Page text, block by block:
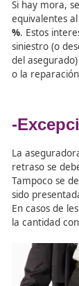
sobre
final,
del
Se
No
No